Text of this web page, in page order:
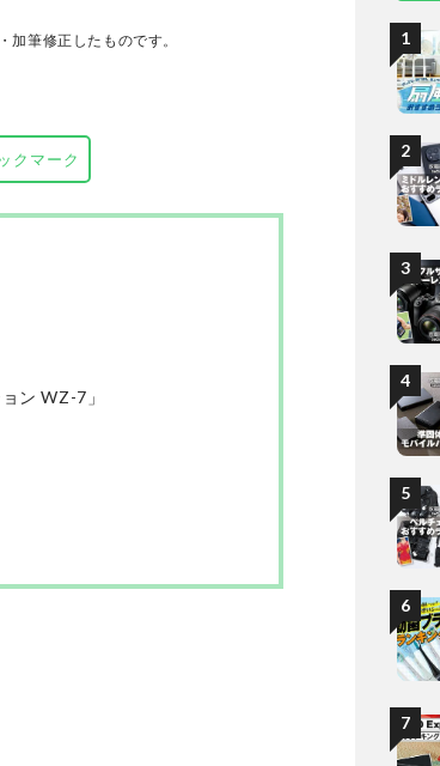
極め、その良し悪しをありのま
筆修正したものです。
クマーク
ン WZ-7」